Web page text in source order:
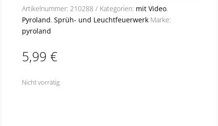
Artikelnummer: 210288 Kategorien: mit Video,
Pyroland, Sprüh- und Leuchtfeuerwerk Marke:
pyroland
5,99 €
Nicht vorrätig